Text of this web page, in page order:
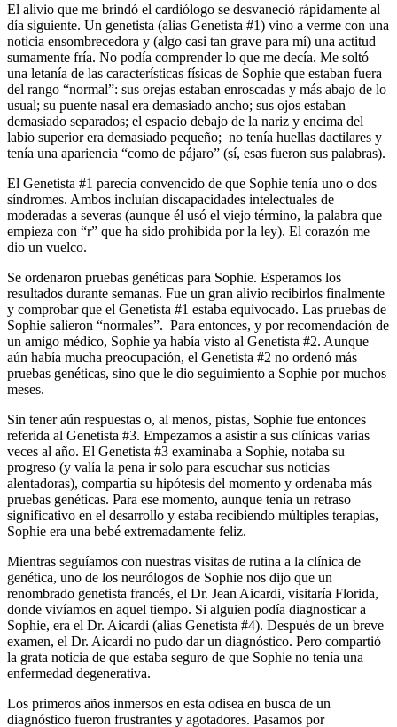
El alivio que me brindó el cardiólogo se desvaneció rápidamente al
día siguiente. Un genetista (alias Genetista #1) vino a verme con una
noticia ensombrecedora y (algo casi tan grave para mí) una actitud
sumamente fría. No podía comprender lo que me decía. Me soltó
una letanía de las características físicas de Sophie que estaban fuera
del rango “normal”: sus orejas estaban enroscadas y más abajo de lo
usual; su puente nasal era demasiado ancho; sus ojos estaban
demasiado separados; el espacio debajo de la nariz y encima del
labio superior era demasiado pequeño; no tenía huellas dactilares y
tenía una apariencia “como de pájaro” (sí, esas fueron sus palabras).
El Genetista #1 parecía convencido de que Sophie tenía uno o dos
síndromes. Ambos incluían discapacidades intelectuales de
moderadas a severas (aunque él usó el viejo término, la palabra que
empieza con “r” que ha sido prohibida por la ley). El corazón me
dio un vuelco.
Se ordenaron pruebas genéticas para Sophie. Esperamos los
resultados durante semanas. Fue un gran alivio recibirlos finalmente
y comprobar que el Genetista #1 estaba equivocado. Las pruebas de
Sophie salieron “normales”. Para entonces, y por recomendación de
un amigo médico, Sophie ya había visto al Genetista #2. Aunque
aún había mucha preocupación, el Genetista #2 no ordenó más
pruebas genéticas, sino que le dio seguimiento a Sophie por muchos
meses.
Sin tener aún respuestas o, al menos, pistas, Sophie fue entonces
referida al Genetista #3. Empezamos a asistir a sus clínicas varias
veces al año. El Genetista #3 examinaba a Sophie, notaba su
progreso (y valía la pena ir solo para escuchar sus noticias
alentadoras), compartía su hipótesis del momento y ordenaba más
pruebas genéticas. Para ese momento, aunque tenía un retraso
significativo en el desarrollo y estaba recibiendo múltiples terapias,
Sophie era una bebé extremadamente feliz.
Mientras seguíamos con nuestras visitas de rutina a la clínica de
genética, uno de los neurólogos de Sophie nos dijo que un
renombrado genetista francés, el Dr. Jean Aicardi, visitaría Florida,
donde vivíamos en aquel tiempo. Si alguien podía diagnosticar a
Sophie, era el Dr. Aicardi (alias Genetista #4). Después de un breve
examen, el Dr. Aicardi no pudo dar un diagnóstico. Pero compartió
la grata noticia de que estaba seguro de que Sophie no tenía una
enfermedad degenerativa.
Los primeros años inmersos en esta odisea en busca de un
diagnóstico fueron frustrantes y agotadores. Pasamos por